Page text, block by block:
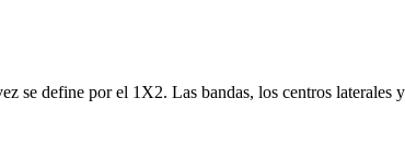
se define por el 1X2. Las bandas, los centros laterales